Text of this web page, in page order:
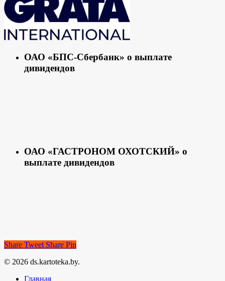
ОАО «БПС-Сбербанк» о выплате
дивидендов
ОАО «ГАСТРОНОМ ОХОТСКИЙ» о
выплате дивидендов
Share Tweet Share Pin
© 2026 ds.kartoteka.by.
Главная